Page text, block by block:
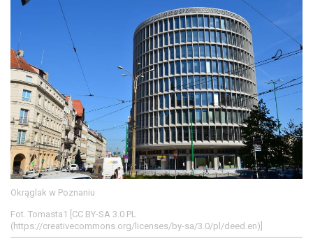
Okrąglak w Poznaniu
Fot. Tomasta1 [CC BY-SA 3.0 PL
(https://creativecommons.org/licenses/by-sa/3.0/pl/deed.en)]